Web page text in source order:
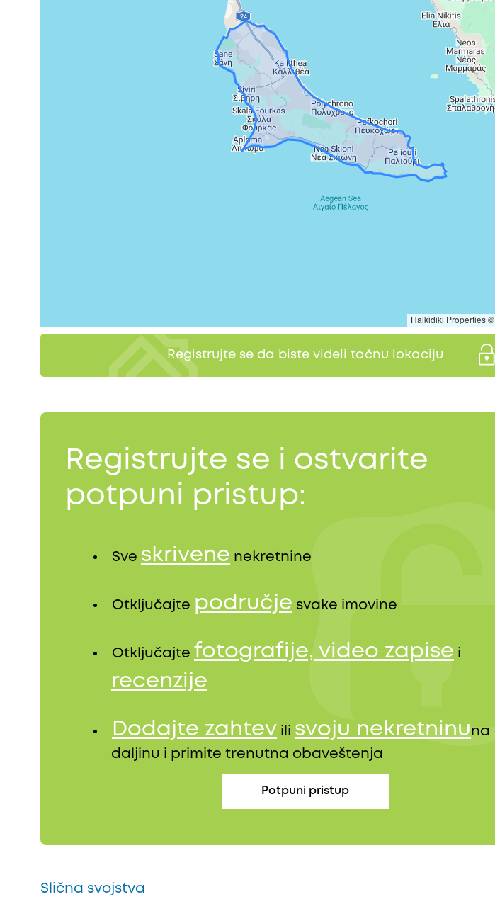
Halkidiki Properties ©
Registrujte se da biste videli tačnu lokaciju
Registrujte se i ostvarite
potpuni pristup:
Sve skrivene nekretnine
Otključajte područje svake imovine
Otključajte fotografije, video zapise i
recenzije
Dodajte zahtev ili svoju nekretninuna
daljinu i primite trenutna obaveštenja
Potpuni pristup
Slična svojstva